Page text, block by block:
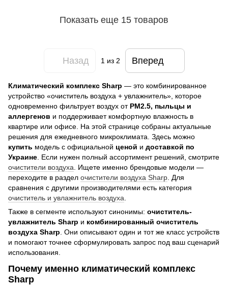
Показать еще 15 товаров
Назад 1из 2 Вперед
Климатический комплекс Sharp — это комбинированное
устройство «очиститель воздуха + увлажнитель», которое
одновременно фильтрует воздух от PM2.5, пыльцы и
аллергенов и поддерживает комфортную влажность в
квартире или офисе. На этой странице собраны актуальные
решения для ежедневного микроклимата. Здесь можно
купить модель с официальной ценой и доставкой по
Украине. Если нужен полный ассортимент решений, смотрите
очистители воздуха. Ищете именно брендовые модели —
переходите в раздел очистители воздуха Sharp. Для
сравнения с другими производителями есть категория
очиститель и увлажнитель воздуха.
Также в сегменте используют синонимы: очиститель-
увлажнитель Sharp и комбинированный очиститель
воздуха Sharp. Они описывают один и тот же класс устройств
и помогают точнее сформулировать запрос под ваш сценарий
использования.
Почему именно климатический комплекс
Sharp